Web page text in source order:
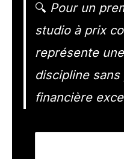
🔍 Pour un
studio à prix
représente
discipline
financière